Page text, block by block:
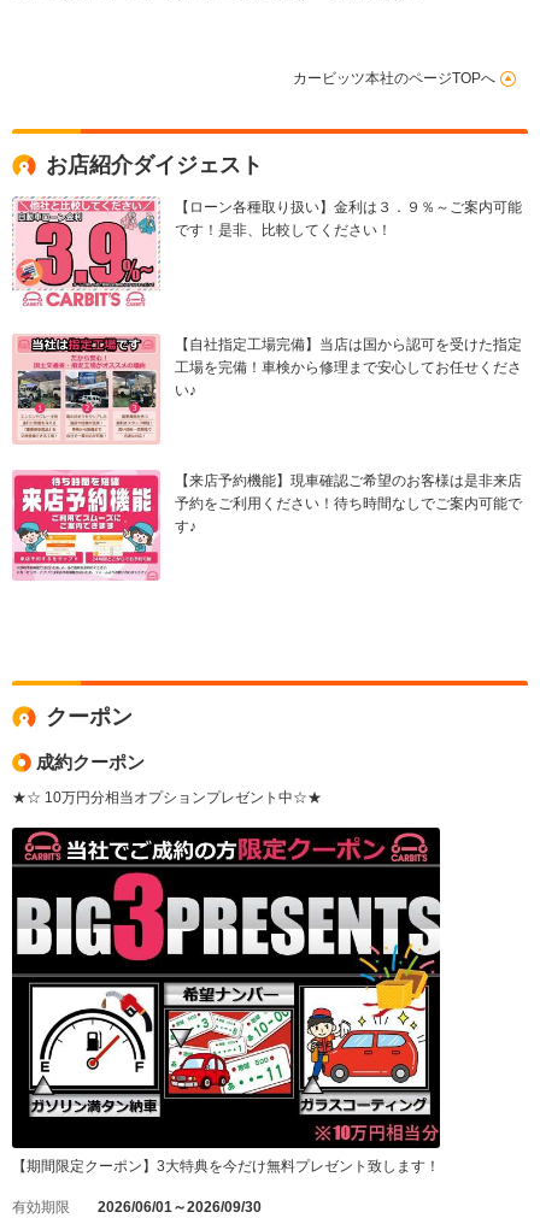
カービッツ本社のページTOPへ
お店紹介ダイジェスト
【ローン各種取り扱い】金利は３．９％～ご案内可能
です！是非、比較してください！
【自社指定工場完備】当店は国から認可を受けた指定
工場を完備！車検から修理まで安心してお任せくださ
い♪
【来店予約機能】現車確認ご希望のお客様は是非来店
予約をご利用ください！待ち時間なしでご案内可能で
す♪
クーポン
成約クーポン
★☆ 10万円分相当オプションプレゼント中☆★
【期間限定クーポン】3大特典を今だけ無料プレゼント致します！
有効期限 2026/06/01～2026/09/30